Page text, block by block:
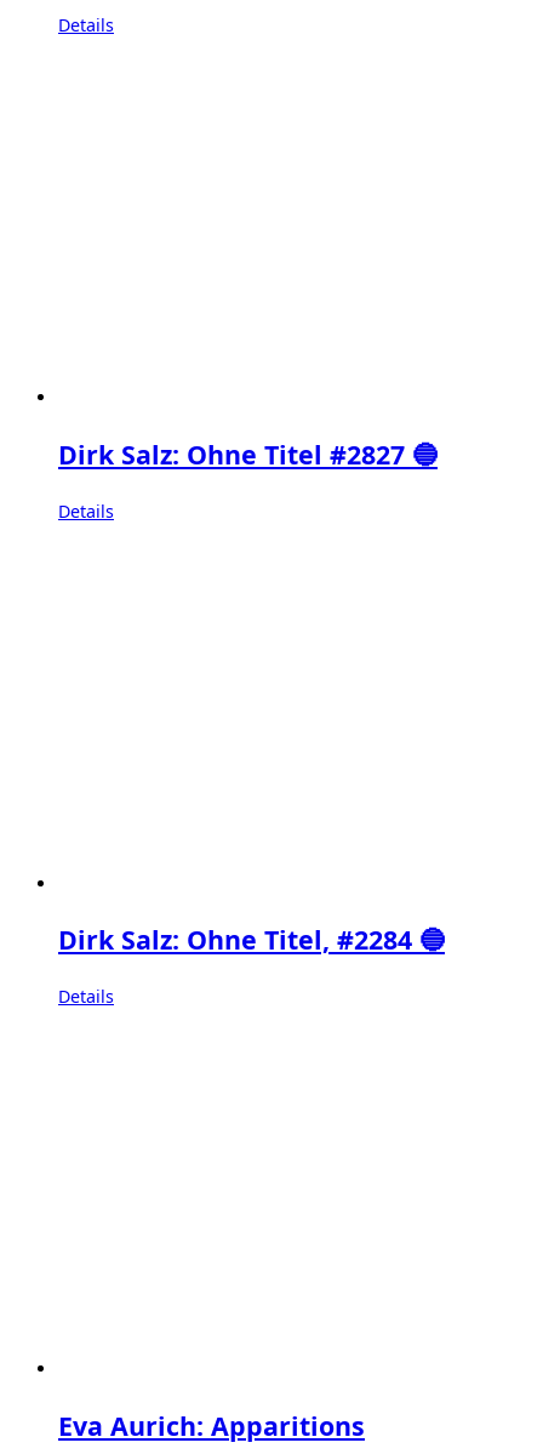
Details
Dirk Salz: Ohne Titel #2827 🔵
Details
Dirk Salz: Ohne Titel, #2284 🔵
Details
Eva Aurich: Apparitions